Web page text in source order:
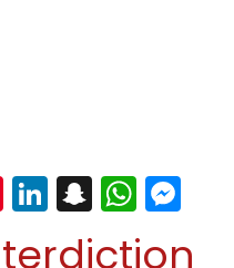
Pinterest
LinkedIn
Snapchat